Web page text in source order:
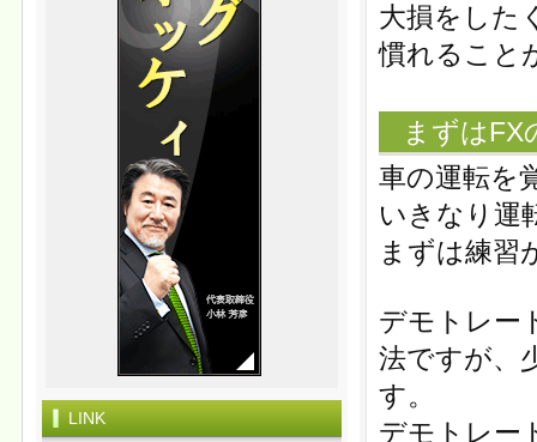
大損をした
慣れること
まずはFX
車の運転を
いきなり運
まずは練習
デモトレー
法ですが、
す。
デモトレー
LINK